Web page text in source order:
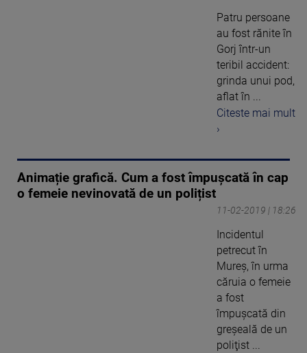
Patru persoane
au fost rănite în
Gorj într-un
teribil accident:
grinda unui pod,
aflat în ...
Citeste mai mult
›
Animație grafică. Cum a fost împușcată în cap
o femeie nevinovată de un polițist
11-02-2019 | 18:26
Incidentul
petrecut în
Mureş, în urma
căruia o femeie
a fost
împuşcată din
greşeală de un
poliţist ...